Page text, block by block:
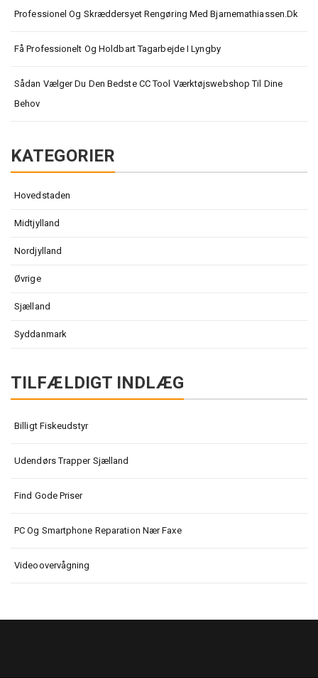
Professionel Og Skræddersyet Rengøring Med Bjarnemathiassen.dk
Få Professionelt Og Holdbart Tagarbejde I Lyngby
Sådan Vælger Du Den Bedste CC Tool Værktøjswebshop Til Dine
Behov
KATEGORIER
Hovedstaden
Midtjylland
Nordjylland
Øvrige
Sjælland
Syddanmark
TILFÆLDIGT INDLÆG
Billigt Fiskeudstyr
Udendørs Trapper Sjælland
Find Gode Priser
PC Og Smartphone Reparation Nær Faxe
Videoovervågning